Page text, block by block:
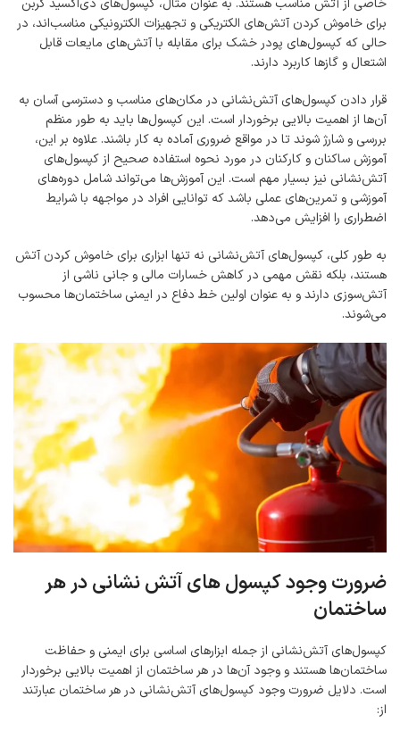
خاصی از آتش مناسب هستند. به عنوان مثال، کپسول‌های دی‌اکسید کربن
برای خاموش کردن آتش‌های الکتریکی و تجهیزات الکترونیکی مناسب‌اند، در
حالی که کپسول‌های پودر خشک برای مقابله با آتش‌های مایعات قابل
اشتعال و گازها کاربرد دارند.
قرار دادن کپسول‌های آتش‌نشانی در مکان‌های مناسب و دسترسی آسان به
آن‌ها از اهمیت بالایی برخوردار است. این کپسول‌ها باید به طور منظم
بررسی و شارژ شوند تا در مواقع ضروری آماده به کار باشند. علاوه بر این،
آموزش ساکنان و کارکنان در مورد نحوه استفاده صحیح از کپسول‌های
آتش‌نشانی نیز بسیار مهم است. این آموزش‌ها می‌تواند شامل دوره‌های
آموزشی و تمرین‌های عملی باشد که توانایی افراد در مواجهه با شرایط
اضطراری را افزایش می‌دهد.
به طور کلی، کپسول‌های آتش‌نشانی نه تنها ابزاری برای خاموش کردن آتش
هستند، بلکه نقش مهمی در کاهش خسارات مالی و جانی ناشی از
آتش‌سوزی دارند و به عنوان اولین خط دفاع در ایمنی ساختمان‌ها محسوب
می‌شوند.
ضرورت وجود کپسول ‌های آتش‌ نشانی در هر
ساختمان
کپسول‌های آتش‌نشانی از جمله ابزارهای اساسی برای ایمنی و حفاظت
ساختمان‌ها هستند و وجود آن‌ها در هر ساختمان از اهمیت بالایی برخوردار
است. دلایل ضرورت وجود کپسول‌های آتش‌نشانی در هر ساختمان عبارتند
از: